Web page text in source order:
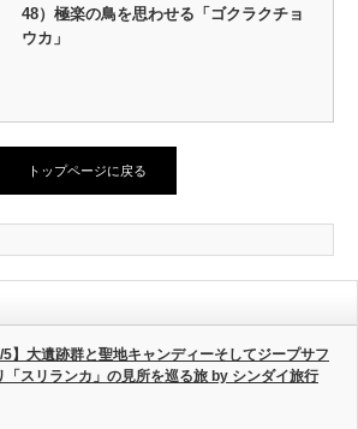
48）極楽の鳥を思わせる「ゴクラクチョ
ウカ」
トップページに戻る
5】大遺跡群と聖地キャンディーそしてジープサフ
「スリランカ」の見所を巡る旅 by シンダイ旅行